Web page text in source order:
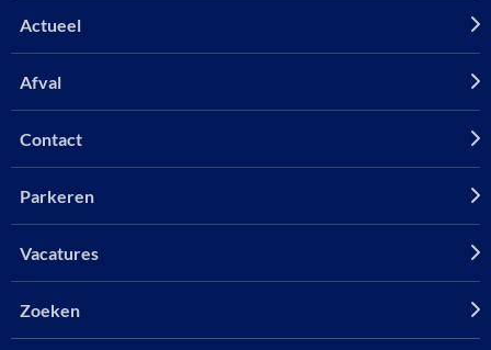
Actueel
Afval
Contact
Parkeren
Vacatures
Zoeken